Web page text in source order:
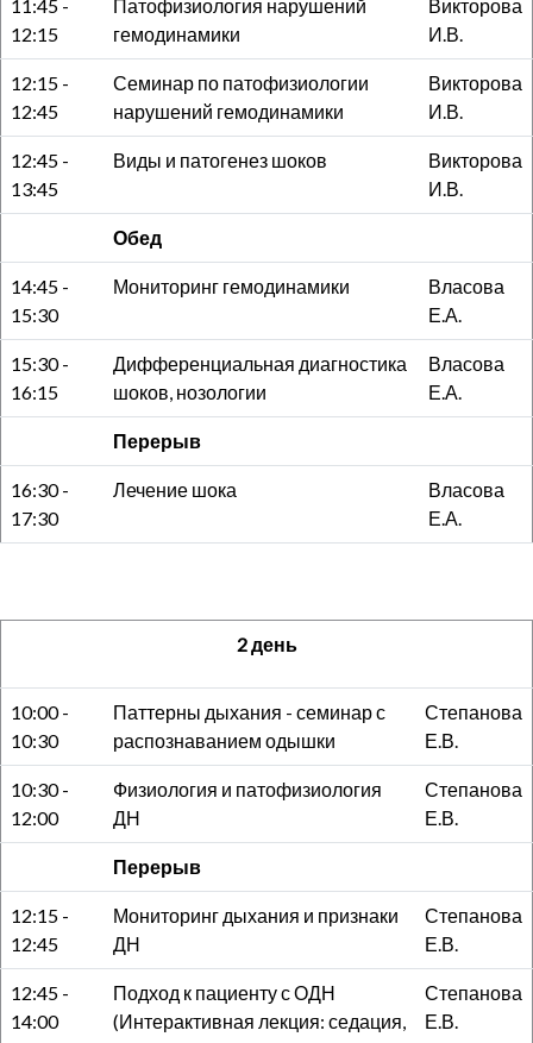
11:45 -
12:15
Патофизиология нарушений
гемодинамики
Викторова
И.В.
12:15 -
12:45
Семинар по патофизиологии
нарушений гемодинамики
Викторова
И.В.
12:45 -
13:45
Виды и патогенез шоков
Викторова
И.В.
Обед
14:45 -
15:30
Мониторинг гемодинамики
Власова
Е.А.
15:30 -
16:15
Дифференциальная диагностика
шоков, нозологии
Власова
Е.А.
Перерыв
16:30 -
17:30
Лечение шока
Власова
Е.А.
2 день
10:00 -
10:30
Паттерны дыхания - семинар с
распознаванием одышки
Степанова
Е.В.
10:30 -
12:00
Физиология и патофизиология
ДН
Степанова
Е.В.
Перерыв
12:15 -
12:45
Мониторинг дыхания и признаки
ДН
Степанова
Е.В.
12:45 -
14:00
Подход к пациенту с ОДН
(Интерактивная лекция: седация,
Степанова
Е.В.